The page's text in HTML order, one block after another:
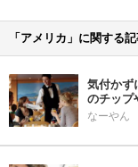
「アメリカ」に関する
気付かず
のチップ
なーやん